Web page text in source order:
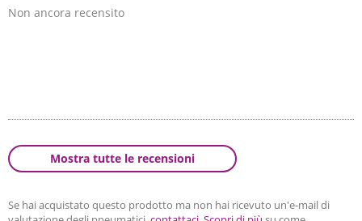
Non ancora recensito
Mostra tutte le recensioni
Se hai acquistato questo prodotto ma non hai ricevuto un'e-mail di